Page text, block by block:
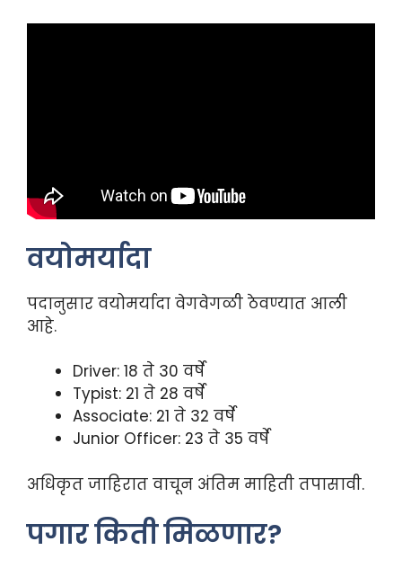
वयोमर्यादा
पदानुसार वयोमर्यादा वेगवेगळी ठेवण्यात आली
आहे.
Driver: 18 ते 30 वर्षे
Typist: 21 ते 28 वर्षे
Associate: 21 ते 32 वर्षे
Junior Officer: 23 ते 35 वर्षे
अधिकृत जाहिरात वाचून अंतिम माहिती तपासावी.
पगार किती मिळणार?